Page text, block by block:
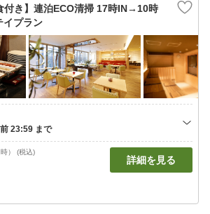
付き】連泊ECO清掃 17時IN→10時
イプラン
） (税込)
詳細を見る